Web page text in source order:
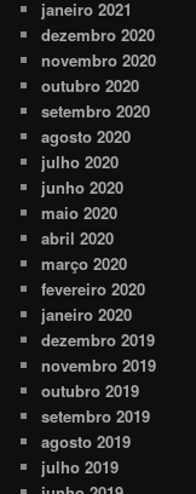
janeiro 2021
dezembro 2020
novembro 2020
outubro 2020
setembro 2020
agosto 2020
julho 2020
junho 2020
maio 2020
abril 2020
março 2020
fevereiro 2020
janeiro 2020
dezembro 2019
novembro 2019
outubro 2019
setembro 2019
agosto 2019
julho 2019